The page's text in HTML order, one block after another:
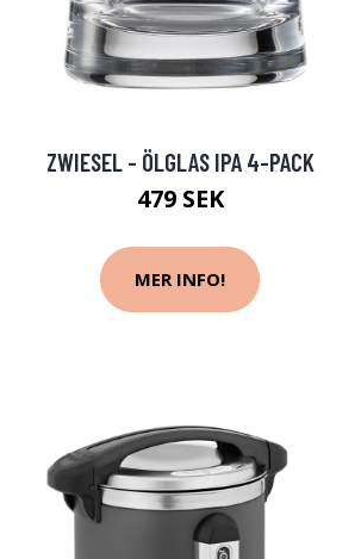
ZWIESEL - ÖLGLAS IPA 4-PACK
479 SEK
MER INFO!